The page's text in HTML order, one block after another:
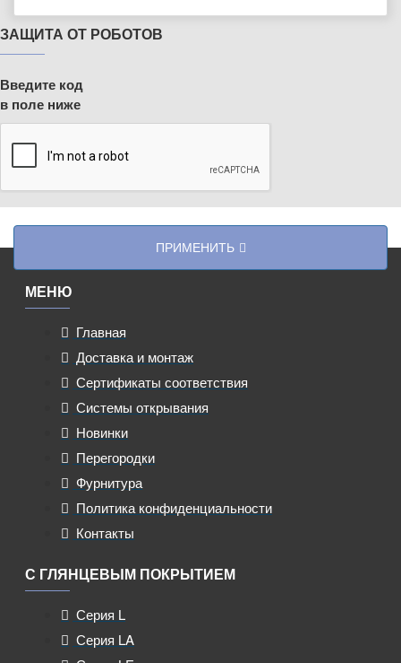
ЗАЩИТА ОТ РОБОТОВ
Введите код
в поле ниже
ПРИМЕНИТЬ
МЕНЮ
Главная
Доставка и монтаж
Сертификаты соответствия
Системы открывания
Новинки
Перегородки
Фурнитура
Политика конфиденциальности
Контакты
С ГЛЯНЦЕВЫМ ПОКРЫТИЕМ
Серия L
Серия LA